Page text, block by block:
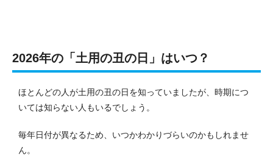
2026年の「土用の丑の日」はいつ？
ほとんどの人が土用の丑の日を知っていましたが、時期につ
いては知らない人もいるでしょう 。
毎年日付が異なるため、いつかわかりづらいのかもしれませ
ん。